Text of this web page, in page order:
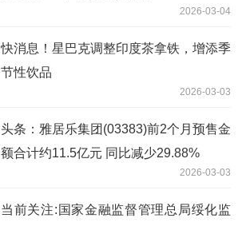
2026-03-04
快消息！星巴克调整印度茶拿铁，增添季
节性饮品
2026-03-03
头条：雅居乐集团(03383)前2个月预售金
额合计约11.5亿元 同比减少29.88%
2026-03-03
当前关注:国家金融监督管理总局绥化监